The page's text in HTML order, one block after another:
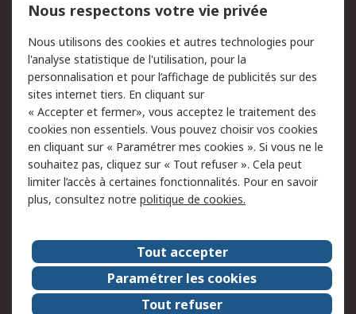
du site
Politique de protection
des données - Mise à
jour
Sécurité des E-mails
Conditions générales
de vente
Politique anti-
corruption
Campagnes marketing
A propos de RS
A propos de RS France
Evénements
Le groupe RS Group Plc
Presse
RS dans le monde
Démarche RSE
Nous rejoindre
RS Particuliers
Nous respectons votre vie privée
Nous utilisons des cookies et autres technologies pour
l'analyse statistique de l'utilisation, pour la
personnalisation et pour l’affichage de publicités sur des
sites internet tiers. En cliquant sur
« Accepter et fermer», vous acceptez le traitement des
cookies non essentiels. Vous pouvez choisir vos cookies
en cliquant sur « Paramétrer mes cookies ». Si vous ne le
souhaitez pas, cliquez sur « Tout refuser ». Cela peut
limiter l’accès à certaines fonctionnalités. Pour en savoir
plus, consultez notre politique de cookies.
Tout accepter
Paramétrer les cookies
Tout refuser